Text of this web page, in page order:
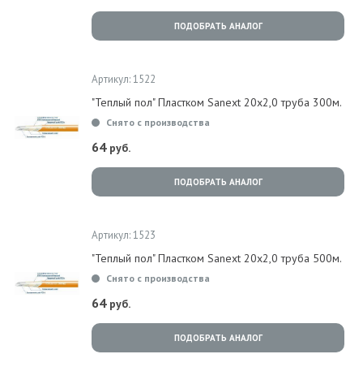
ПОДОБРАТЬ АНАЛОГ
Артикул: 1522
"Теплый пол" Пластком Sanext 20х2,0 труба 300м.
Снято с производства
64 руб.
ПОДОБРАТЬ АНАЛОГ
Артикул: 1523
"Теплый пол" Пластком Sanext 20х2,0 труба 500м.
Снято с производства
64 руб.
ПОДОБРАТЬ АНАЛОГ